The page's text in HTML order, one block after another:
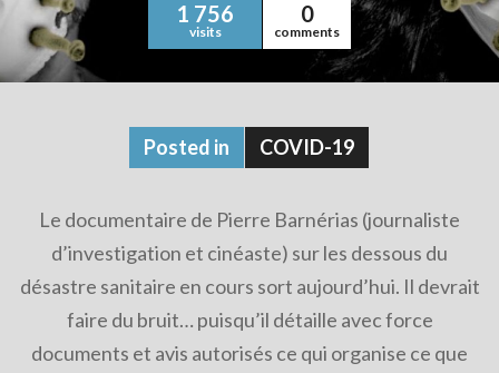
1 756
visits
0
comments
Posted in COVID-19
Le documentaire de Pierre Barnérias (journaliste
d’investigation et cinéaste) sur les dessous du
désastre sanitaire en cours sort aujourd’hui. Il devrait
faire du bruit… puisqu’il détaille avec force
documents et avis autorisés ce qui organise ce que